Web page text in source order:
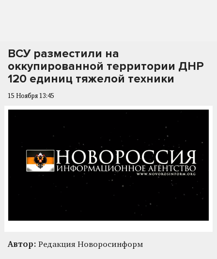
ВСУ разместили на
оккупированной территории ДНР
120 единиц тяжелой техники
15 Ноября 13:45
Автор: Редакция Новоросинформ